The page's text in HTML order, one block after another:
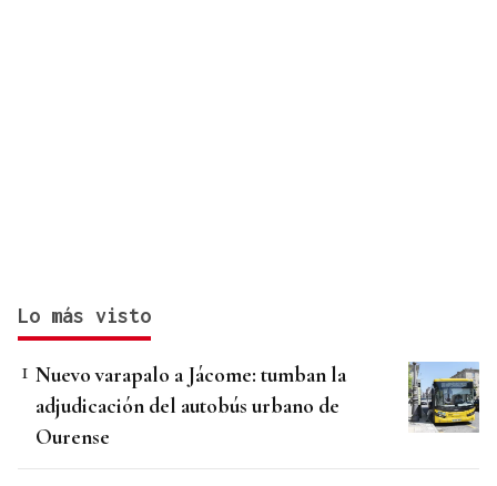
Lo más visto
Nuevo varapalo a Jácome: tumban la
adjudicación del autobús urbano de
Ourense